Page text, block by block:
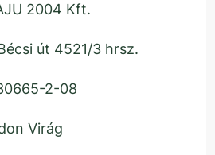
2004 Kft.
út 4521/3 hrsz.
2-08
Virág